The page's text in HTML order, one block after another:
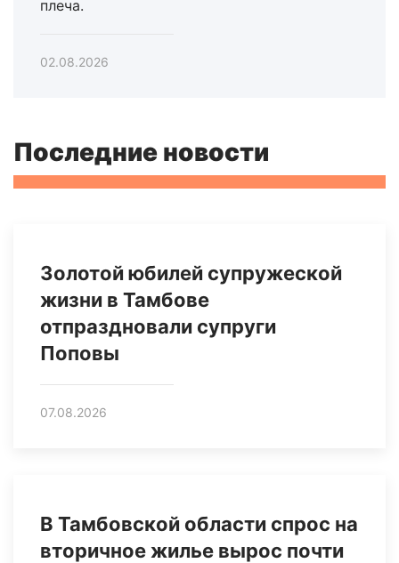
плеча.
02.08.2026
Последние новости
Золотой юбилей супружеской
жизни в Тамбове
отпраздновали супруги
Поповы
07.08.2026
В Тамбовской области спрос на
вторичное жилье вырос почти